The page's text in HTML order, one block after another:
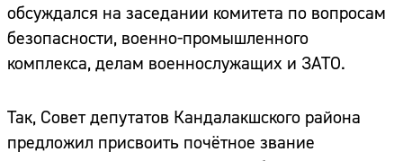
обсуждался на заседании комитета по вопросам
безопасности, военно-промышленного
комплекса, делам военнослужащих и ЗАТО.
Так, Совет депутатов Кандалакшского района
предложил присвоить почётное звание